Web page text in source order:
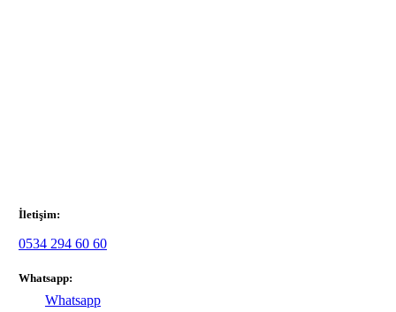
İletişim:
0534 294 60 60
Whatsapp:
Whatsapp